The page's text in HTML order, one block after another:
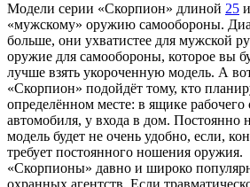
Модели серии «Скорпион» длиной 25 и
«мужскому» оружию самообороны.
больше, они ухватистее для мужской
оружие для самообороны, которое вы
лучше взять укороченную модель. А
«Скорпион» подойдёт тому, кто
определённом месте: в ящике рабочего
автомобиля, у входа в дом. Постоянно
модель будет не очень удобно, если,
требует постоянного ношения оружия.
«Скорпионы» давно и широко